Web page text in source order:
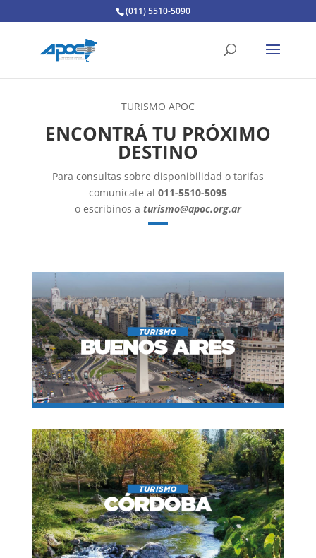
(011) 5510-5090
TURISMO APOC
ENCONTRÁ TU PRÓXIMO
DESTINO
Para consultas sobre disponibilidad o tarifas
comunícate al 011-5510-5095
o escribinos a turismo@apoc.org.ar